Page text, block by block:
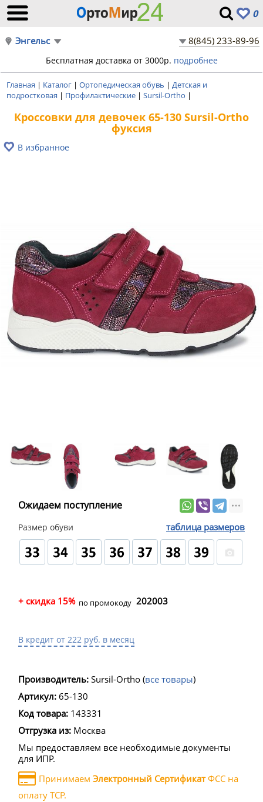
0
Энгельс 8(845) 233-89-96
Бесплатная доставка от 3000р. подробнее
Главная | Каталог | Ортопедическая обувь | Детская и
подростковая | Профилактические | Sursil-Ortho |
Кроссовки для девочек 65-130 Sursil-Ortho
фуксия
В избранное
Ожидаем поступление
Размер обуви таблица размеров
+ скидка 15% по промокоду 202003
В кредит от 222 руб. в месяц
Производитель: Sursil-Ortho (все товары)
Артикул: 65-130
Код товара: 143331
Отгрузка из: Москва
Мы предоставляем все необходимые документы
для ИПР.
Принимаем Электронный СертификатФСС на
оплату ТСР.